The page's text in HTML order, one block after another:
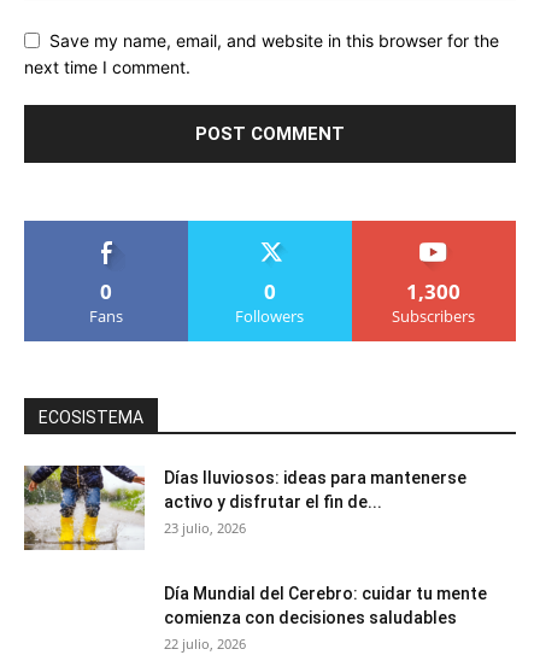
Save my name, email, and website in this browser for the
next time I comment.
0
Fans
0
Followers
1,300
Subscribers
ECOSISTEMA
Días lluviosos: ideas para mantenerse
activo y disfrutar el fin de...
23 julio, 2026
Día Mundial del Cerebro: cuidar tu mente
comienza con decisiones saludables
22 julio, 2026